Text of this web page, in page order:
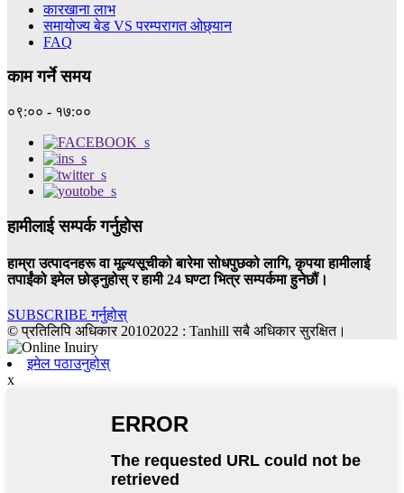
कारखाना लाभ
समायोज्य बेड VS परम्परागत ओछ्यान
FAQ
काम गर्ने समय
०९:०० - १७:००
हामीलाई सम्पर्क गर्नुहोस
हाम्रा उत्पादनहरू वा मूल्यसूचीको बारेमा सोधपुछको लागि, कृपया हामीलाई
तपाईंको इमेल छोड्नुहोस् र हामी 24 घण्टा भित्र सम्पर्कमा हुनेछौं।
SUBSCRIBE गर्नुहोस्
© प्रतिलिपि अधिकार 20102022 : Tanhill सबै अधिकार सुरक्षित।
इमेल पठाउनुहोस्
x